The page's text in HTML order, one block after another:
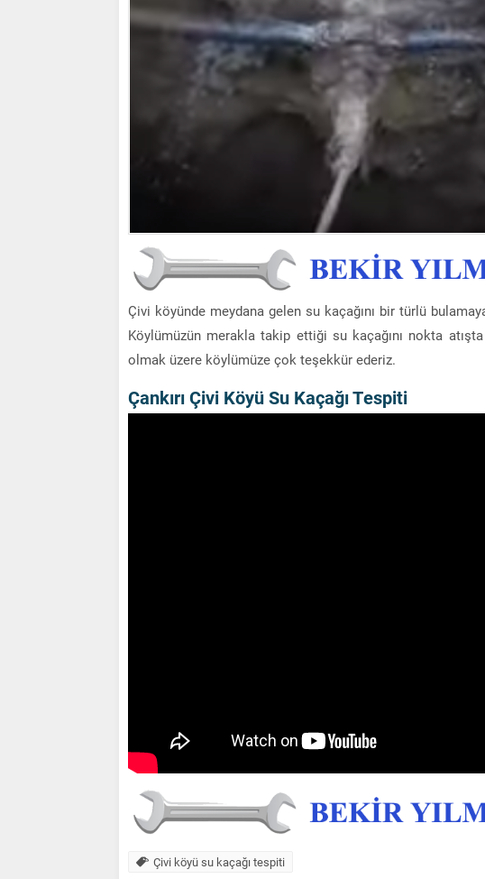
Çivi köyünde meydana gelen su kaçağını bir türlü
Köylümüzün merakla takip ettiği su kaçağını nokta
olmak üzere köylümüze çok teşekkür ederiz.
Çankırı Çivi Köyü Su Kaçağı Tespiti
Çivi köyü su kaçağı tespiti